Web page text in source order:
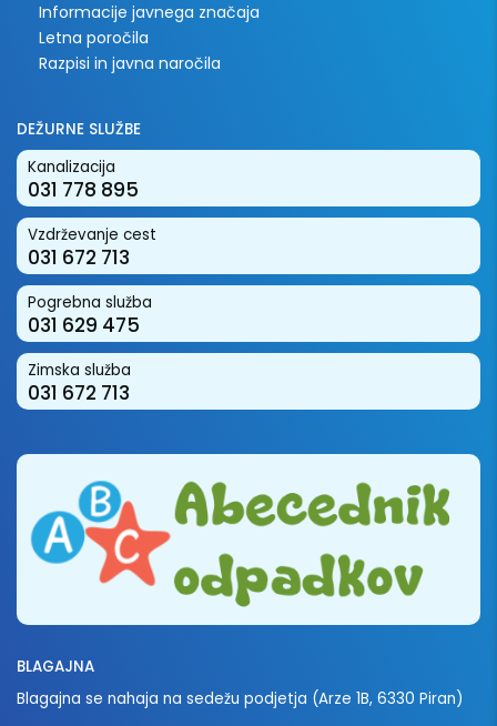
Informacije javnega značaja
Letna poročila
Razpisi in javna naročila
DEŽURNE SLUŽBE
Kanalizacija
031 778 895
Vzdrževanje cest
031 672 713
Pogrebna služba
031 629 475
Zimska služba
031 672 713
BLAGAJNA
Blagajna se nahaja na sedežu podjetja (Arze 1B, 6330 Piran)